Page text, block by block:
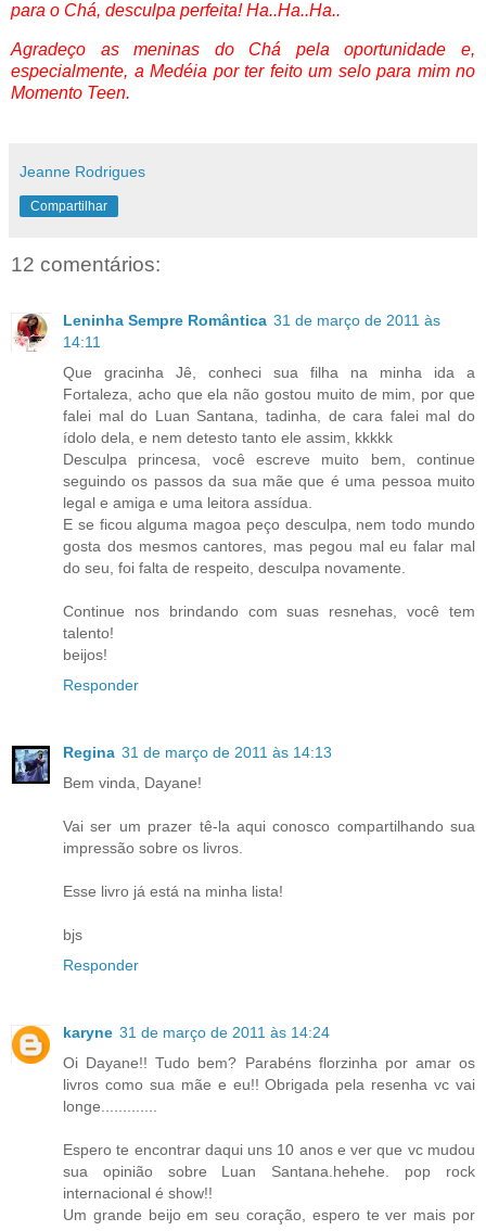
para o Chá, desculpa perfeita! Ha..Ha..Ha..
Agradeço as meninas do Chá pela oportunidade e,
especialmente, a Medéia por ter feito um selo para mim no
Momento Teen.
Jeanne Rodrigues
Compartilhar
12 comentários:
Leninha Sempre Romântica 31 de março de 2011 às
14:11
Que gracinha Jê, conheci sua filha na minha ida a
Fortaleza, acho que ela não gostou muito de mim, por que
falei mal do Luan Santana, tadinha, de cara falei mal do
ídolo dela, e nem detesto tanto ele assim, kkkkk
Desculpa princesa, você escreve muito bem, continue
seguindo os passos da sua mãe que é uma pessoa muito
legal e amiga e uma leitora assídua.
E se ficou alguma magoa peço desculpa, nem todo mundo
gosta dos mesmos cantores, mas pegou mal eu falar mal
do seu, foi falta de respeito, desculpa novamente.
Continue nos brindando com suas resnehas, você tem
talento!
beijos!
Responder
Regina 31 de março de 2011 às 14:13
Bem vinda, Dayane!
Vai ser um prazer tê-la aqui conosco compartilhando sua
impressão sobre os livros.
Esse livro já está na minha lista!
bjs
Responder
karyne 31 de março de 2011 às 14:24
Oi Dayane!! Tudo bem? Parabéns florzinha por amar os
livros como sua mãe e eu!! Obrigada pela resenha vc vai
longe.............
Espero te encontrar daqui uns 10 anos e ver que vc mudou
sua opinião sobre Luan Santana.hehehe. pop rock
internacional é show!!
Um grande beijo em seu coração, espero te ver mais por